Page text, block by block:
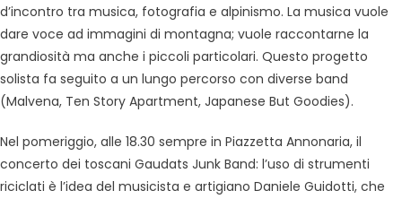
d’incontro tra musica, fotografia e alpinismo. La musica vuole
dare voce ad immagini di montagna; vuole raccontarne la
grandiosità ma anche i piccoli particolari. Questo progetto
solista fa seguito a un lungo percorso con diverse band
(Malvena, Ten Story Apartment, Japanese But Goodies).
Nel pomeriggio, alle 18.30 sempre in Piazzetta Annonaria, il
concerto dei toscani Gaudats Junk Band: l’uso di strumenti
riciclati è l’idea del musicista e artigiano Daniele Guidotti, che